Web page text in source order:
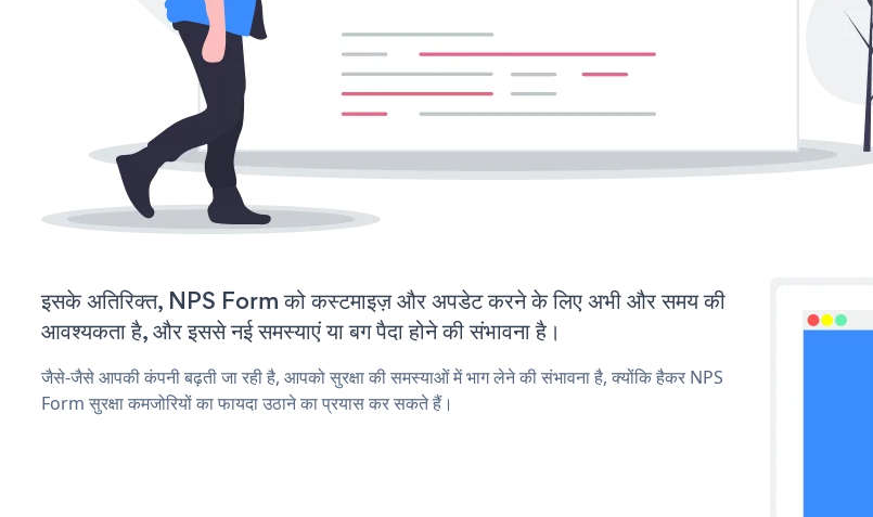
इसके अतिरिक्त, NPS Form को कस्टमाइज़ और अपडेट करने के लिए अभी और समय की
आवश्यकता है, और इससे नई समस्याएं या बग पैदा होने की संभावना है।
जैसे-जैसे आपकी कंपनी बढ़ती जा रही है, आपको सुरक्षा की समस्याओं में भाग लेने की संभावना है, क्योंकि हैकर NPS
Form सुरक्षा कमजोरियों का फायदा उठाने का प्रयास कर सकते हैं।